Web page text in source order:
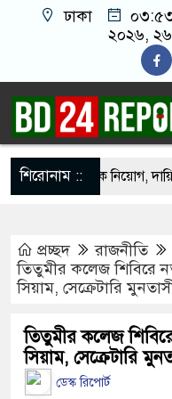
ঢাকা
২০২৬, ২৬
শিরোনাম ::
প্রশাসক নিয়োগ, দায়িত্ব
লরি চাপা দিলো কয়েকটি
না, আমরা চাই সরকার যেন
বয়সেই রাষ্ট্রক্ষমতা দখলে
প্রচ্ছদ
রাজনীতি
তিতুমীর কলেজ শিবিরে
সিয়াম, সেক্রেটারি
তিতুমীর কলেজ
সিয়াম, সেক্রেটারি
ডেস্ক রিপোর্ট